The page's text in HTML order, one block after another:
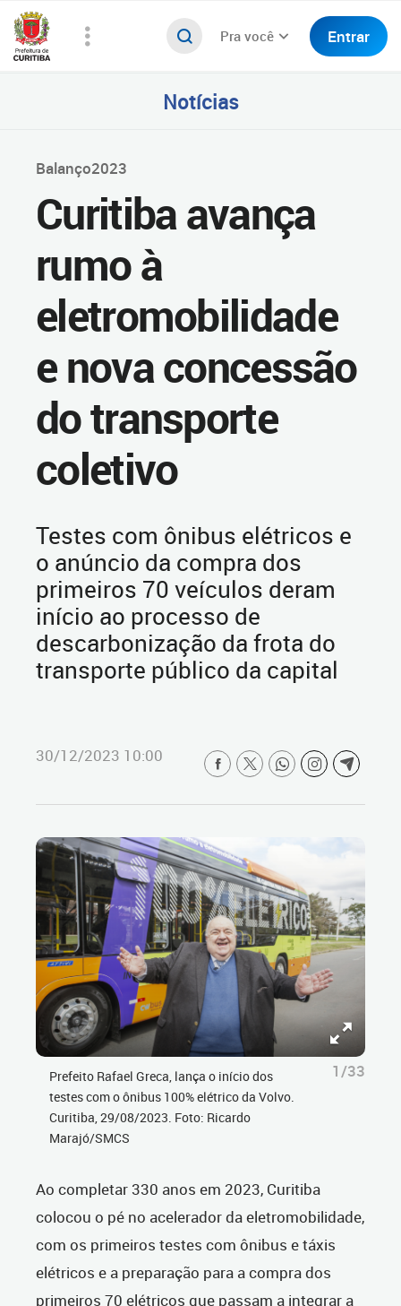
Pra você Entrar
Notícias
Balanço2023
Curitiba avança
rumo à
eletromobilidade
e nova concessão
do transporte
coletivo
Testes com ônibus elétricos e
o anúncio da compra dos
primeiros 70 veículos deram
início ao processo de
descarbonização da frota do
transporte público da capital
30/12/2023 10:00
Prefeito Rafael Greca, lança o início dos
testes com o ônibus 100% elétrico da Volvo.
Curitiba, 29/08/2023. Foto: Ricardo
Marajó/SMCS
1/33
Ao completar 330 anos em 2023, Curitiba
colocou o pé no acelerador da eletromobilidade,
com os primeiros testes com ônibus e táxis
elétricos e a preparação para a compra dos
primeiros 70 elétricos que passam a integrar a